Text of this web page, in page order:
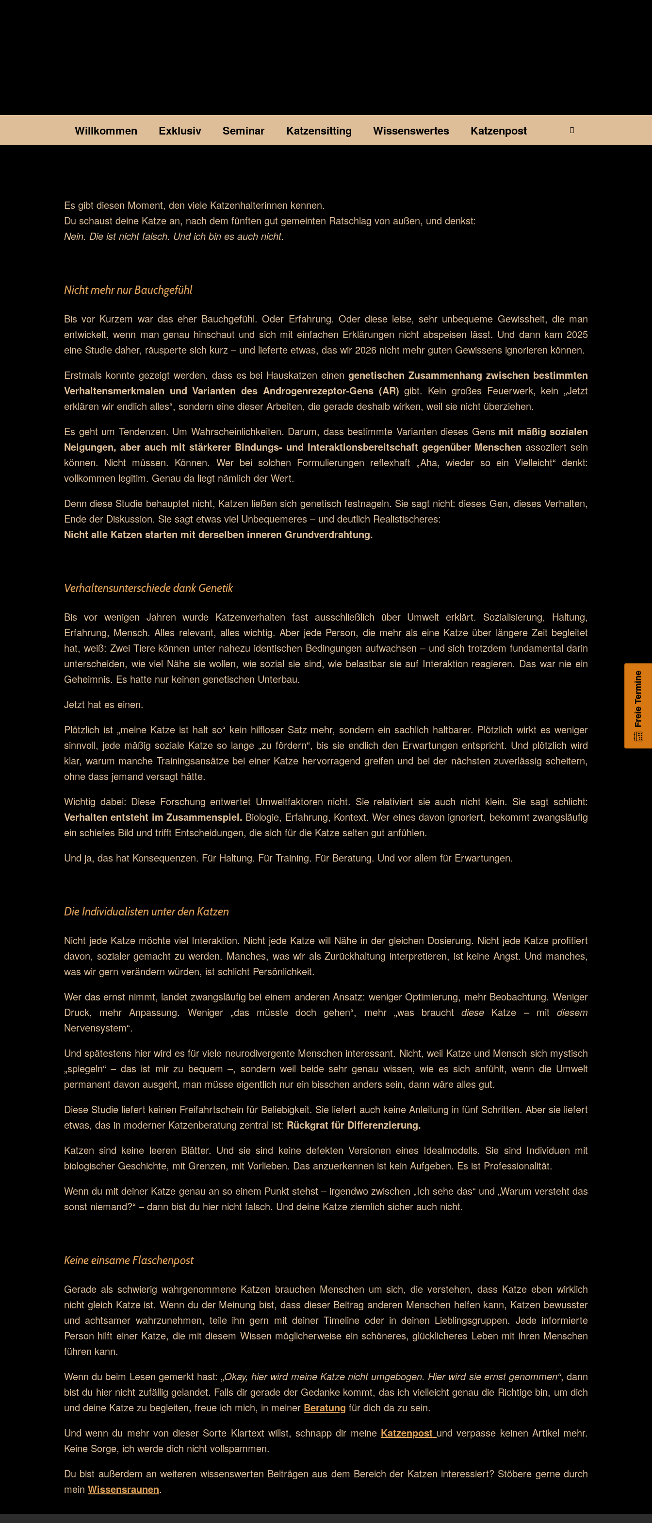
Willkommen Exklusiv Seminar Katzensitting Wissenswertes Katzenpost
Es gibt diesen Moment, den viele Katzenhalterinnen kennen.
Du schaust deine Katze an, nach dem fünften gut gemeinten Ratschlag von außen, und denkst:
Nein. Die ist nicht falsch. Und ich bin es auch nicht.
Nicht mehr nur Bauchgefühl
Bis vor Kurzem war das eher Bauchgefühl. Oder Erfahrung. Oder diese leise, sehr unbequeme Gewissheit, die man
entwickelt, wenn man genau hinschaut und sich mit einfachen Erklärungen nicht abspeisen lässt. Und dann kam 2025
eine Studie daher, räusperte sich kurz – und lieferte etwas, das wir 2026 nicht mehr guten Gewissens ignorieren können.
Erstmals konnte gezeigt werden, dass es bei Hauskatzen einengenetischen Zusammenhang zwischen bestimmten
Verhaltensmerkmalen und Varianten des Androgenrezeptor-Gens (AR) gibt. Kein großes Feuerwerk, kein „Jetzt
erklären wir endlich alles“, sondern eine dieser Arbeiten, die gerade deshalb wirken, weil sie nicht überziehen.
Es geht um Tendenzen. Um Wahrscheinlichkeiten. Darum, dass bestimmte Varianten dieses Gens mit mäßig sozialen
Neigungen, aber auch mit stärkerer Bindungs- und Interaktionsbereitschaft gegenüber Menschen assoziiert sein
können. Nicht müssen. Können. Wer bei solchen Formulierungen reflexhaft „Aha, wieder so ein Vielleicht“ denkt:
vollkommen legitim. Genau da liegt nämlich der Wert.
Denn diese Studie behauptet nicht, Katzen ließen sich genetisch festnageln. Sie sagt nicht: dieses Gen, dieses Verhalten,
Ende der Diskussion. Sie sagt etwas viel Unbequemeres – und deutlich Realistischeres:
Nicht alle Katzen starten mit derselben inneren Grundverdrahtung.
Verhaltensunterschiede dank Genetik
Bis vor wenigen Jahren wurde Katzenverhalten fast ausschließlich über Umwelt erklärt. Sozialisierung, Haltung,
Erfahrung, Mensch. Alles relevant, alles wichtig. Aber jede Person, die mehr als eine Katze über längere Zeit begleitet
hat, weiß: Zwei Tiere können unter nahezu identischen Bedingungen aufwachsen – und sich trotzdem fundamental darin
unterscheiden, wie viel Nähe sie wollen, wie sozial sie sind, wie belastbar sie auf Interaktion reagieren. Das war nie ein
Geheimnis. Es hatte nur keinen genetischen Unterbau.
Jetzt hat es einen.
Plötzlich ist „meine Katze ist halt so“ kein hilfloser Satz mehr, sondern ein sachlich haltbarer. Plötzlich wirkt es weniger
sinnvoll, jede mäßig soziale Katze so lange „zu fördern“, bis sie endlich den Erwartungen entspricht. Und plötzlich wird
klar, warum manche Trainingsansätze bei einer Katze hervorragend greifen und bei der nächsten zuverlässig scheitern,
ohne dass jemand versagt hätte.
Wichtig dabei: Diese Forschung entwertet Umweltfaktoren nicht. Sie relativiert sie auch nicht klein. Sie sagt schlicht:
Verhalten entsteht im Zusammenspiel. Biologie, Erfahrung, Kontext. Wer eines davon ignoriert, bekommt zwangsläufig
ein schiefes Bild und trifft Entscheidungen, die sich für die Katze selten gut anfühlen.
Und ja, das hat Konsequenzen. Für Haltung. Für Training. Für Beratung. Und vor allem für Erwartungen.
Die Individualisten unter den Katzen
Nicht jede Katze möchte viel Interaktion. Nicht jede Katze will Nähe in der gleichen Dosierung. Nicht jede Katze profitiert
davon, sozialer gemacht zu werden. Manches, was wir als Zurückhaltung interpretieren, ist keine Angst. Und manches,
was wir gern verändern würden, ist schlicht Persönlichkeit.
Wer das ernst nimmt, landet zwangsläufig bei einem anderen Ansatz: weniger Optimierung, mehr Beobachtung. Weniger
Druck, mehr Anpassung. Weniger „das müsste doch gehen“, mehr „was brauchtdiese Katze – mitdiesem
Nervensystem“.
Und spätestens hier wird es für viele neurodivergente Menschen interessant. Nicht, weil Katze und Mensch sich mystisch
„spiegeln“ – das ist mir zu bequem –, sondern weil beide sehr genau wissen, wie es sich anfühlt, wenn die Umwelt
permanent davon ausgeht, man müsse eigentlich nur ein bisschen anders sein, dann wäre alles gut.
Diese Studie liefert keinen Freifahrtschein für Beliebigkeit. Sie liefert auch keine Anleitung in fünf Schritten. Aber sie liefert
etwas, das in moderner Katzenberatung zentral ist: Rückgrat für Differenzierung.
Katzen sind keine leeren Blätter. Und sie sind keine defekten Versionen eines Idealmodells. Sie sind Individuen mit
biologischer Geschichte, mit Grenzen, mit Vorlieben. Das anzuerkennen ist kein Aufgeben. Es ist Professionalität.
Wenn du mit deiner Katze genau an so einem Punkt stehst – irgendwo zwischen „Ich sehe das“ und „Warum versteht das
sonst niemand?“ – dann bist du hier nicht falsch. Und deine Katze ziemlich sicher auch nicht.
Keine einsame Flaschenpost
Gerade als schwierig wahrgenommene Katzen brauchen Menschen um sich, die verstehen, dass Katze eben wirklich
nicht gleich Katze ist. Wenn du der Meinung bist, dass dieser Beitrag anderen Menschen helfen kann, Katzen bewusster
und achtsamer wahrzunehmen, teile ihn gern mit deiner Timeline oder in deinen Lieblingsgruppen. Jede informierte
Person hilft einer Katze, die mit diesem Wissen möglicherweise ein schöneres, glücklicheres Leben mit ihren Menschen
führen kann.
Wenn du beim Lesen gemerkt hast: „Okay, hier wird meine Katze nicht umgebogen. Hier wird sie ernst genommen“, dann
bist du hier nicht zufällig gelandet. Falls dir gerade der Gedanke kommt, das ich vielleicht genau die Richtige bin, um dich
und deine Katze zu begleiten, freue ich mich, in meiner Beratung für dich da zu sein.
Und wenn du mehr von dieser Sorte Klartext willst, schnapp dir meine Katzenpost und verpasse keinen Artikel mehr.
Keine Sorge, ich werde dich nicht vollspammen.
Du bist außerdem an weiteren wissenswerten Beiträgen aus dem Bereich der Katzen interessiert? Stöbere gerne durch
mein Wissensraunen.
Freie Termine